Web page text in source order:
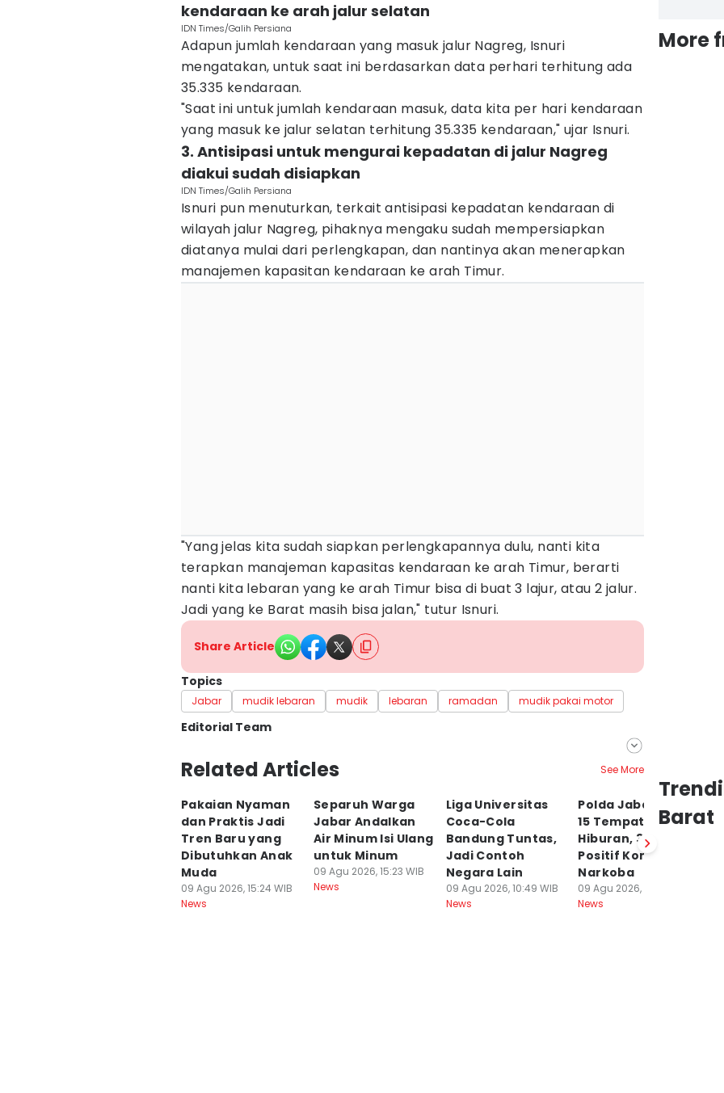
kendaraan ke arah jalur selatan
IDN Times/Galih Persiana
Adapun jumlah kendaraan yang masuk jalur Nagreg, Isnuri
mengatakan, untuk saat ini berdasarkan data perhari terhitung ada
35.335 kendaraan.
"Saat ini untuk jumlah kendaraan masuk, data kita per hari kendaraan
yang masuk ke jalur selatan terhitung 35.335 kendaraan," ujar Isnuri.
3. Antisipasi untuk mengurai kepadatan di jalur Nagreg
diakui sudah disiapkan
IDN Times/Galih Persiana
Isnuri pun menuturkan, terkait antisipasi kepadatan kendaraan di
wilayah jalur Nagreg, pihaknya mengaku sudah mempersiapkan
diatanya mulai dari perlengkapan, dan nantinya akan menerapkan
manajemen kapasitan kendaraan ke arah Timur.
"Yang jelas kita sudah siapkan perlengkapannya dulu, nanti kita
terapkan manajeman kapasitas kendaraan ke arah Timur, berarti
nanti kita lebaran yang ke arah Timur bisa di buat 3 lajur, atau 2 jalur.
Jadi yang ke Barat masih bisa jalan," tutur Isnuri.
Share Article
Topics
Jabar mudik lebaran mudik lebaran ramadan mudik pakai motor
Editorial Team
Editor
Yogi Pasha
Editor
Aris Darussalam
Related Articles See More
Pakaian Nyaman
dan Praktis Jadi
Tren Baru yang
Dibutuhkan Anak
Muda
09 Agu 2026, 15:24 WIB
News
Separuh Warga
Jabar Andalkan
Air Minum Isi Ulang
untuk Minum
09 Agu 2026, 15:23 WIB
News
Liga Universitas
Coca-Cola
Bandung Tuntas,
Jadi Contoh
Negara Lain
09 Agu 2026, 10:49 WIB
News
Polda Jabar Razia
15 Tempat
Hiburan, 3 Orang
Positif Konsumsi
Narkoba
09 Agu 2026, 10:48 WIB
News
di
More
Barat